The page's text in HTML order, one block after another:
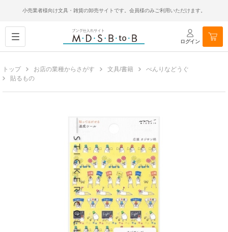
小売業者様向け文具・雑貨の卸売サイトです。会員様のみご利用いただけます。
ログイン
トップ お店の業種からさがす 文具/書籍
べんりなどうぐ
貼るもの